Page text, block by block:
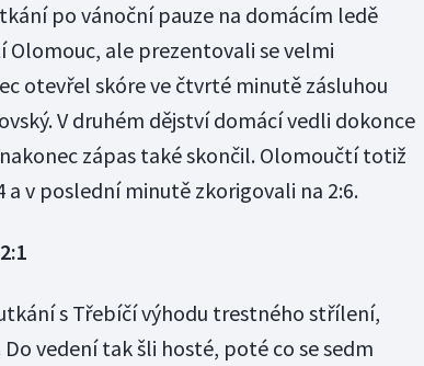
po vánoční pauze na domácím ledě
ale prezentovali se velmi
otevřel skóre ve čtvrté minutě zásluhou
V druhém dějství domácí vedli dokonce
zápas také skončil. Olomoučtí totiž
a v poslední minutě zkorigovali na 2:6.
s Třebíčí výhodu trestného střílení,
vedení tak šli hosté, poté co se sedm